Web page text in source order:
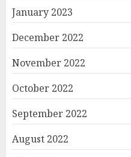
January 2023
December 2022
November 2022
October 2022
September 2022
August 2022